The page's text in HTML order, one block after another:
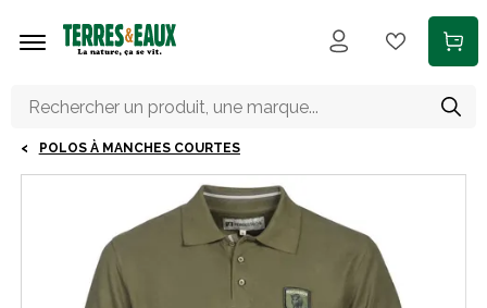
POLOS À MANCHES COURTES